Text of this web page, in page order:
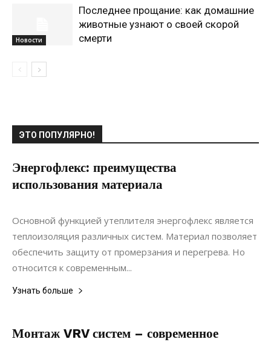
Новости
Последнее прощание: как домашние
животные узнают о своей скорой
смерти
ЭТО ПОПУЛЯРНО!
Энергофлекс: преимущества
использования материала
26.05.2021
Основной функцией утеплителя энергофлекс является
теплоизоляция различных систем. Материал позволяет
обеспечить защиту от промерзания и перегрева. Но
относится к современным...
Узнать больше
Монтаж VRV систем – современное